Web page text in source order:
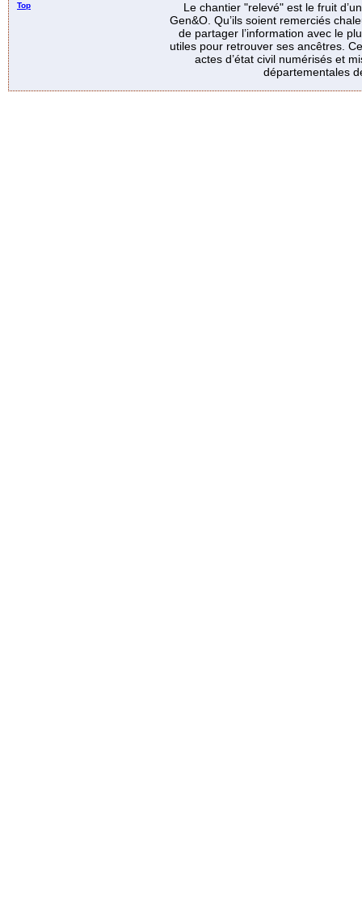
Top
Le chantier "relevé" est le fruit
Gen&O. Qu’ils soient remerciés
de partager l’information avec le
utiles pour retrouver ses ancêtres.
actes d’état civil numérisés et
départementales